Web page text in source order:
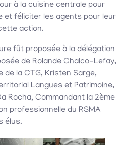
à la cuisine centrale pour
et féliciter les agents pour leur
action.
fût proposée à la délégation
de Rolande Chalco-Lefay,
de la CTG, Kristen Sarge,
Langues et Patrimoine,
Rocha, Commandant la 2ème
professionnelle du RSMA
élus.